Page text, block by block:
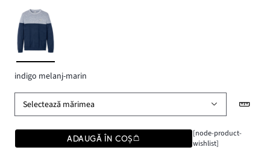
indigo melanj-marin
Selectează mărimea
ADAUGĂ ÎN COȘ
[node-product-
wishlist]